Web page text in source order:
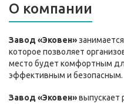
О компании
Завод «Эковен»
которое позволяет
место будет комфортным
эффективным и безопасным.
Завод «Эковен»выпускает